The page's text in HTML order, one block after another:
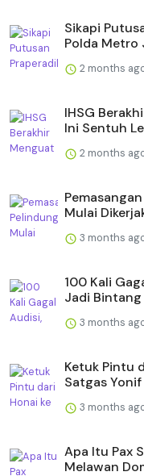
Sikapi
Polda Metro
2 months
IHSG
Ini Sentuh
2 months
Mulai
3 months
100 Kali
Jadi Bintang
3 months
Ketuk Pintu
Satgas Yonif
3 months
Apa Itu Pax
Melawan